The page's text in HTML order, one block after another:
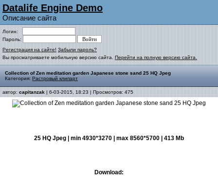
Datalife Engine Demo
Описание сайта
Логин:
Пароль:
Регистрация на сайте! Забыли пароль?
Вы просматриваете мобильную версию сайта. Перейти на полную версию сайта.
Collection of Zen meditation garden Japanese stone sand 25 HQ Jpeg
Категория: Растровый клипарт
автор: capitanzak | 6-03-2015, 18:23 | Просмотров: 475
25 HQ Jpeg | min 4930*3270 | max 8560*5700 | 413 Mb
Download: